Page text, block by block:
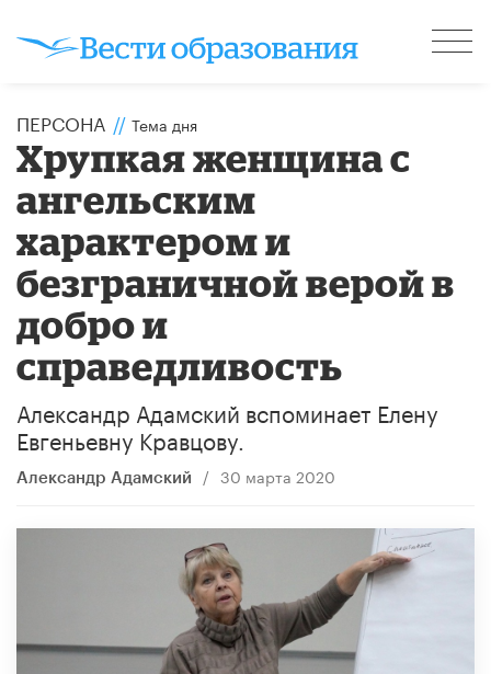
ПЕРСОНА // Тема дня
Хрупкая женщина с
ангельским
характером и
безграничной верой в
добро и
справедливость
Александр Адамский вспоминает Елену
Евгеньевну Кравцову.
Александр Адамский / 30 марта 2020